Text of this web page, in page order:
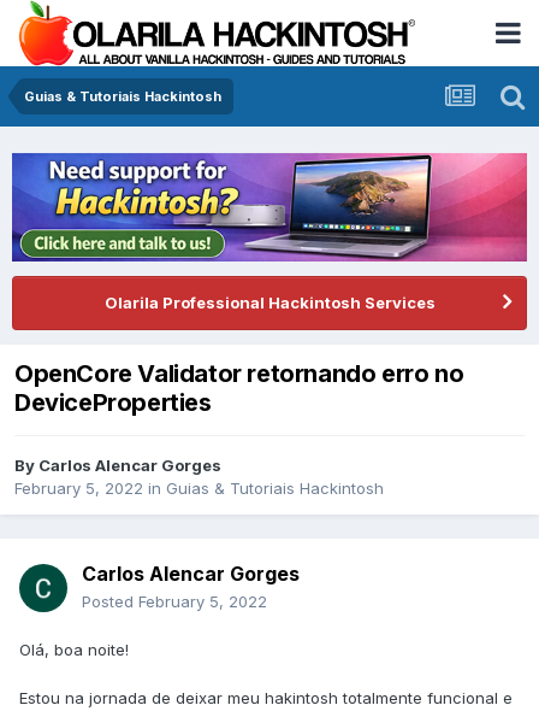
Guias & Tutoriais Hackintosh
Olarila Professional Hackintosh Services
OpenCore Validator retornando erro no
DeviceProperties
By Carlos Alencar Gorges
February 5, 2022 in Guias & Tutoriais Hackintosh
Carlos Alencar Gorges
Posted February 5, 2022
Olá, boa noite!
Estou na jornada de deixar meu hakintosh totalmente funcional e